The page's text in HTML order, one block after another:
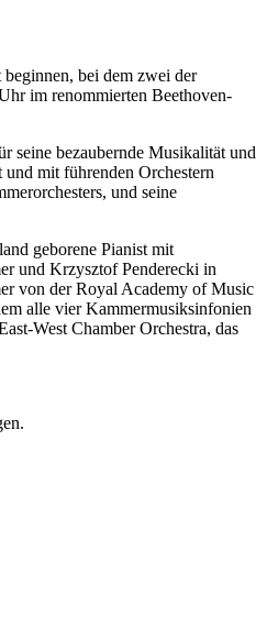
bei dem zwei der
im renommierten Beethoven-
seine bezaubernde Musikalität und
mit führenden Orchestern
und seine
geborene Pianist mit
und Krzysztof Penderecki in
von der Royal Academy of Music
alle vier Kammermusiksinfonien
West Chamber Orchestra, das